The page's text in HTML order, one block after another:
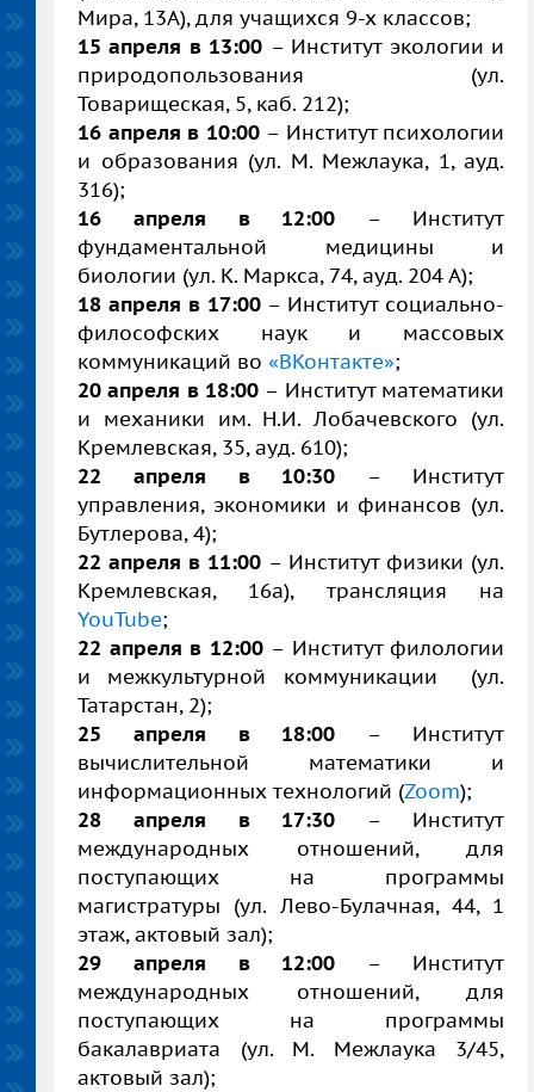
Мира, 13А), для учащихся 9-х классов;
15 апреля в 13:00 – Институт экологии и
природопользования (ул.
Товарищеская, 5, каб. 212);
16 апреля в 10:00 – Институт психологии
и образования (ул. М. Межлаука, 1, ауд.
316);
16 апреля в 12:00 – Институт
фундаментальной медицины и
биологии (ул. К. Маркса, 74, ауд. 204 А);
18 апреля в 17:00 – Институт социально-
философских наук и массовых
коммуникаций во «ВКонтакте»;
20 апреля в 18:00 – Институт математики
и механики им. Н.И. Лобачевского (ул.
Кремлевская, 35, ауд. 610);
22 апреля в 10:30 – Институт
управления, экономики и финансов (ул.
Бутлерова, 4);
22 апреля в 11:00 – Институт физики (ул.
Кремлевская, 16а), трансляция на
YouTube;
22 апреля в 12:00 – Институт филологии
и межкультурной коммуникации (ул.
Татарстан, 2);
25 апреля в 18:00 – Институт
вычислительной математики и
информационных технологий (Zoom);
28 апреля в 17:30 – Институт
международных отношений, для
поступающих на программы
магистратуры (ул. Лево-Булачная, 44, 1
этаж, актовый зал);
29 апреля в 12:00 – Институт
международных отношений, для
поступающих на программы
бакалавриата (ул. М. Межлаука 3/45,
актовый зал);